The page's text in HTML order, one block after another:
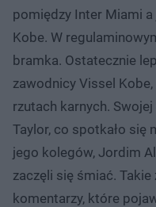
pomiędzy Inter Miami
Kobe. W
bramka. Ostatecznie
zawodnicy Vissel
rzutach karnych.
Taylor, co spotkało się
jego kolegów, Jordim
zaczęli się śmiać. Takie
komentarzy, które